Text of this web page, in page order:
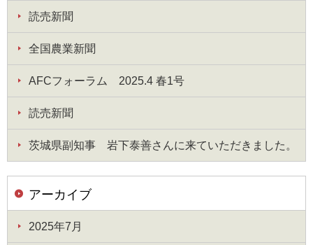
読売新聞
全国農業新聞
AFCフォーラム 2025.4 春1号
読売新聞
茨城県副知事 岩下泰善さんに来ていただきました。
アーカイブ
2025年7月